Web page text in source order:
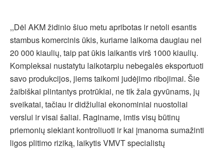
,,Dėl AKM židinio šiuo metu apribotas ir netoli esantis
stambus komercinis ūkis, kuriame laikoma daugiau nei
20 000 kiaulių, taip pat ūkis laikantis virš 1000 kiaulių.
Kompleksai nustatytu laikotarpiu nebegalės eksportuoti
savo produkcijos, jiems taikomi judėjimo ribojimai. Šie
žaibiškai plintantys protrūkiai, ne tik žala gyvūnams, jų
sveikatai, tačiau ir didžiuliai ekonominiai nuostoliai
verslui ir visai šaliai. Raginame, imtis visų būtinų
priemonių siekiant kontroliuoti ir kai įmanoma sumažinti
ligos plitimo riziką, laikytis VMVT specialistų